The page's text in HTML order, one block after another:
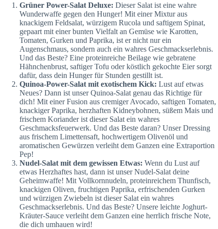
Grüner Power-Salat Deluxe: Dieser Salat ist eine wahre
Wunderwaffe gegen den Hunger! Mit einer Mixtur aus
knackigem Feldsalat, würzigem Rucola und saftigem Spinat,
gepaart mit einer bunten Vielfalt an Gemüse wie Karotten,
Tomaten, Gurken und Paprika, ist er nicht nur ein
Augenschmaus, sondern auch ein wahres Geschmackserlebnis.
Und das Beste? Eine proteinreiche Beilage wie gebratene
Hähnchenbrust, saftiger Tofu oder köstlich gekochte Eier sorgt
dafür, dass dein Hunger für Stunden gestillt ist.
Quinoa-Power-Salat mit exotischem Kick: Lust auf etwas
Neues? Dann ist unser Quinoa-Salat genau das Richtige für
dich! Mit einer Fusion aus cremiger Avocado, saftigen Tomaten,
knackiger Paprika, herzhaften Kidneybohnen, süßem Mais und
frischem Koriander ist dieser Salat ein wahres
Geschmacksfeuerwerk. Und das Beste daran? Unser Dressing
aus frischem Limettensaft, hochwertigem Olivenöl und
aromatischen Gewürzen verleiht dem Ganzen eine Extraportion
Pep!
Nudel-Salat mit dem gewissen Etwas: Wenn du Lust auf
etwas Herzhaftes hast, dann ist unser Nudel-Salat deine
Geheimwaffe! Mit Vollkornnudeln, proteinreichem Thunfisch,
knackigen Oliven, fruchtigen Paprika, erfrischenden Gurken
und würzigen Zwiebeln ist dieser Salat ein wahres
Geschmackserlebnis. Und das Beste? Unsere leichte Joghurt-
Kräuter-Sauce verleiht dem Ganzen eine herrlich frische Note,
die dich umhauen wird!